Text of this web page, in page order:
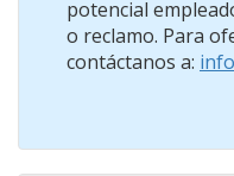
potencial
o reclamo. Para
contáctanos a: